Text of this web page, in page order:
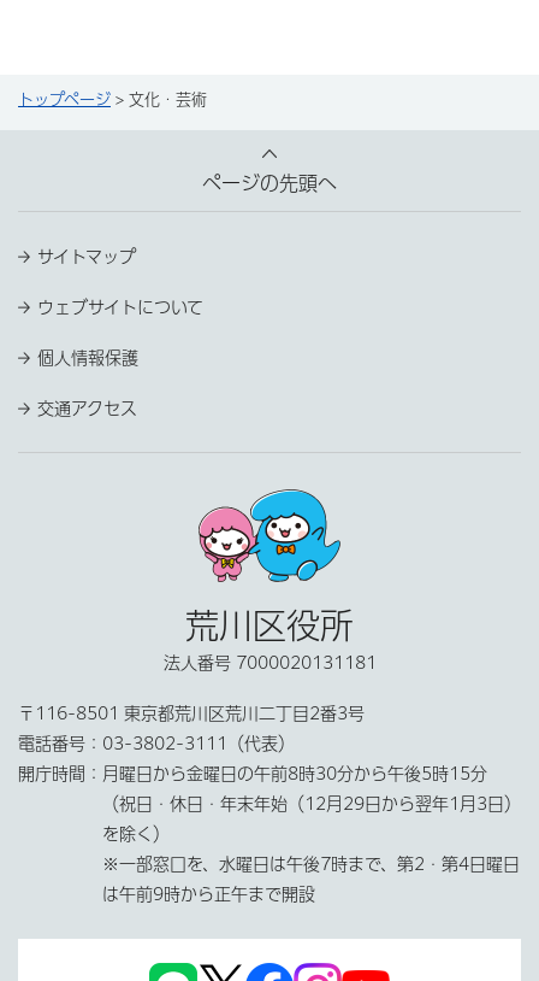
トップページ > 文化・芸術
ページの先頭へ
サイトマップ
ウェブサイトについて
個人情報保護
交通アクセス
荒川区役所
法人番号 7000020131181
〒116-8501 東京都荒川区荒川二丁目2番3号
電話番号： 03-3802-3111（代表）
開庁時間： 月曜日から金曜日の午前8時30分から午後5時15分
（祝日・休日・年末年始（12月29日から翌年1月3日）
を除く）
※一部窓口を、水曜日は午後7時まで、第2・第4日曜日
は午前9時から正午まで開設